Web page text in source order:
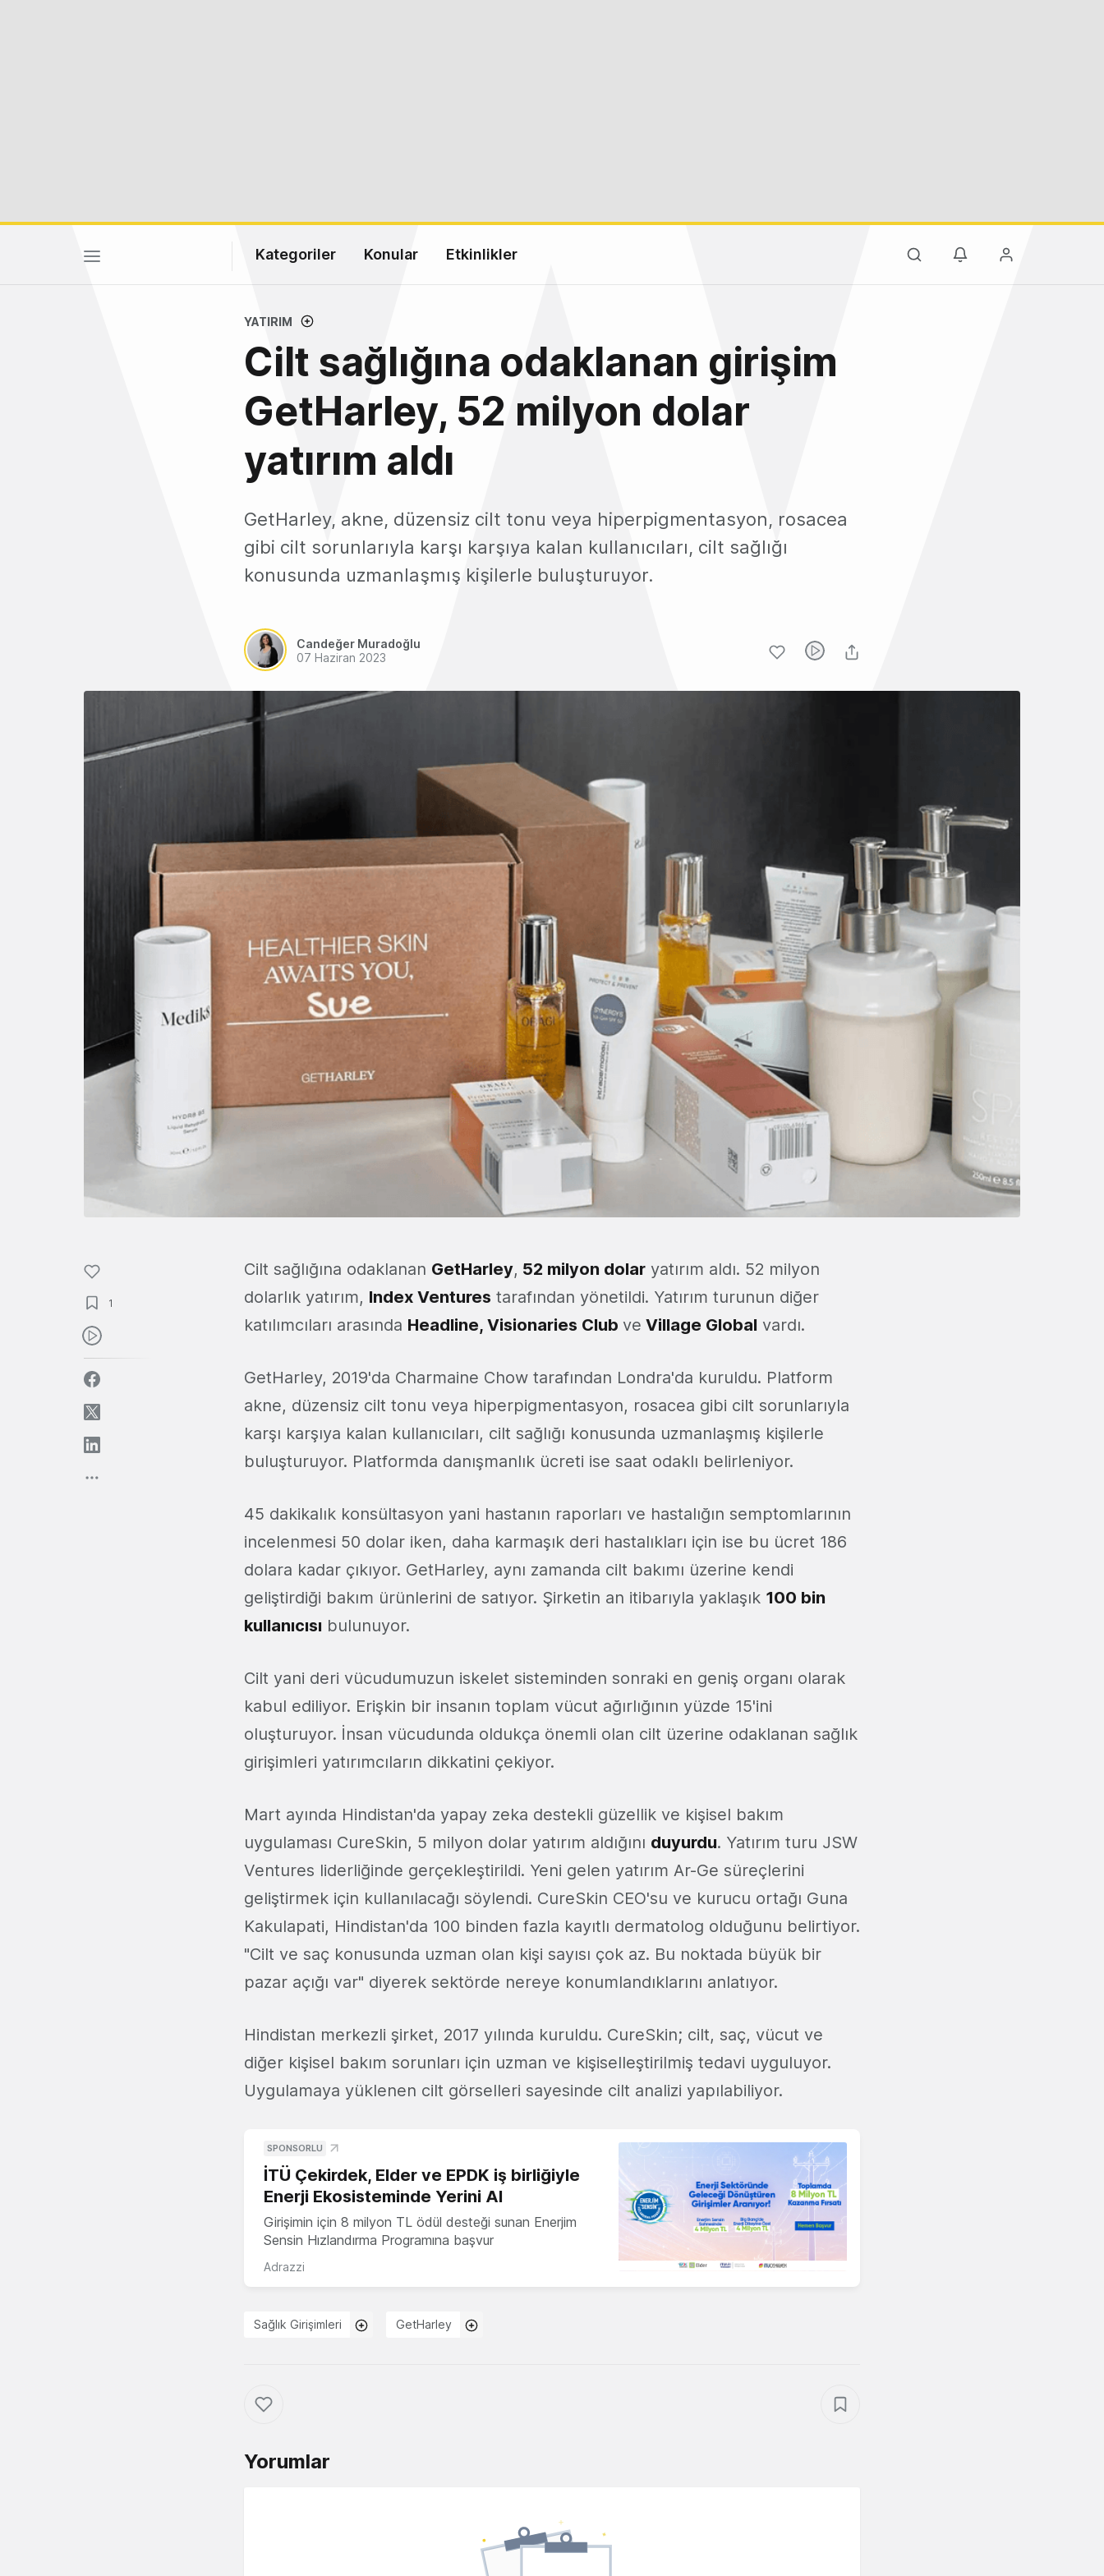
Kategoriler Konular Etkinlikler
YATIRIM
Cilt sağlığına odaklanan girişim
GetHarley, 52 milyon dolar
yatırım aldı
GetHarley, akne, düzensiz cilt tonu veya hiperpigmentasyon, rosacea
gibi cilt sorunlarıyla karşı karşıya kalan kullanıcıları, cilt sağlığı
konusunda uzmanlaşmış kişilerle buluşturuyor.
Candeğer Muradoğlu
07 Haziran 2023
1
Cilt sağlığına odaklanan GetHarley, 52 milyon dolar yatırım aldı. 52 milyon
dolarlık yatırım, Index Ventures tarafından yönetildi. Yatırım turunun diğer
katılımcıları arasında Headline, Visionaries Club ve Village Global vardı.
GetHarley, 2019'da Charmaine Chow tarafından Londra'da kuruldu. Platform
akne, düzensiz cilt tonu veya hiperpigmentasyon, rosacea gibi cilt sorunlarıyla
karşı karşıya kalan kullanıcıları, cilt sağlığı konusunda uzmanlaşmış kişilerle
buluşturuyor. Platformda danışmanlık ücreti ise saat odaklı belirleniyor.
45 dakikalık konsültasyon yani hastanın raporları ve hastalığın semptomlarının
incelenmesi 50 dolar iken, daha karmaşık deri hastalıkları için ise bu ücret 186
dolara kadar çıkıyor. GetHarley, aynı zamanda cilt bakımı üzerine kendi
geliştirdiği bakım ürünlerini de satıyor. Şirketin an itibarıyla yaklaşık 100 bin
kullanıcısı bulunuyor.
Cilt yani deri vücudumuzun iskelet sisteminden sonraki en geniş organı olarak
kabul ediliyor. Erişkin bir insanın toplam vücut ağırlığının yüzde 15'ini
oluşturuyor. İnsan vücudunda oldukça önemli olan cilt üzerine odaklanan sağlık
girişimleri yatırımcıların dikkatini çekiyor.
Mart ayında Hindistan'da yapay zeka destekli güzellik ve kişisel bakım
uygulaması CureSkin, 5 milyon dolar yatırım aldığını duyurdu. Yatırım turu JSW
Ventures liderliğinde gerçekleştirildi. Yeni gelen yatırım Ar-Ge süreçlerini
geliştirmek için kullanılacağı söylendi. CureSkin CEO'su ve kurucu ortağı Guna
Kakulapati, Hindistan'da 100 binden fazla kayıtlı dermatolog olduğunu belirtiyor.
"Cilt ve saç konusunda uzman olan kişi sayısı çok az. Bu noktada büyük bir
pazar açığı var" diyerek sektörde nereye konumlandıklarını anlatıyor.
Hindistan merkezli şirket, 2017 yılında kuruldu. CureSkin; cilt, saç, vücut ve
diğer kişisel bakım sorunları için uzman ve kişiselleştirilmiş tedavi uyguluyor.
Uygulamaya yüklenen cilt görselleri sayesinde cilt analizi yapılabiliyor.
SPONSORLU
İTÜ Çekirdek, Elder ve EPDK iş birliğiyle
Enerji Ekosisteminde Yerini Al
Girişimin için 8 milyon TL ödül desteği sunan Enerjim
Sensin Hızlandırma Programına başvur
Adrazzi
Sağlık Girişimleri GetHarley
Yorumlar